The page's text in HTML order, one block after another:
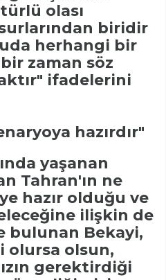
olası
biridir
herhangi bir
zaman söz
ifadelerini
hazırdır"
yaşanan
Tahran'ın ne
hazır olduğu ve
ilişkin de
bulunan Bekayi,
olursa olsun,
gerektirdiği